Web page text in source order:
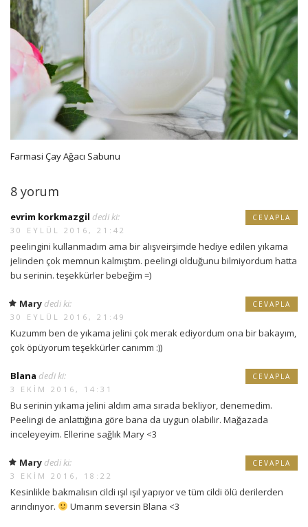
Farmasi Çay Ağacı Sabunu
8 yorum
evrim korkmazgil dedi ki:
30 EYLÜL 2016, 21:42
peelingini kullanmadım ama bir alışveirşimde hediye edilen yıkama
jelinden çok memnun kalmıştım. peelingi olduğunu bilmiyordum hatta
bu serinin. teşekkürler bebeğim =)
CEVAPLA
Mary dedi ki:
30 EYLÜL 2016, 21:49
Kuzumm ben de yıkama jelini çok merak ediyordum ona bir bakayım,
çok öpüyorum teşekkürler canımm :))
CEVAPLA
Blana dedi ki:
3 EKIM 2016, 14:31
Bu serinin yıkama jelini aldım ama sırada bekliyor, denemedim.
Peelingi de anlattığına göre bana da uygun olabilir. Mağazada
inceleyeyim. Ellerine sağlık Mary <3
CEVAPLA
Mary dedi ki:
3 EKIM 2016, 18:22
Kesinlikle bakmalısın cildi ışıl ışıl yapıyor ve tüm cildi ölü derilerden
arındırıyor.
Umarım seversin Blana <3
CEVAPLA